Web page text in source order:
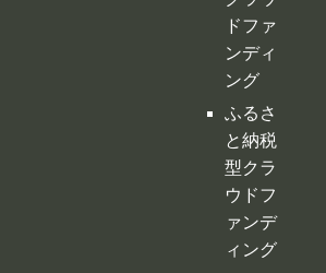
ウドフ
ァンデ
ィング
不動産
クラウ
ドファ
ンディ
ング
投資型